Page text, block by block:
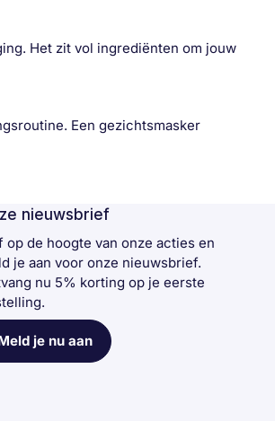
Het zit vol ingrediënten om jouw
Een gezichtsmasker
nieuwsbrief
op de hoogte van onze acties en
je aan voor onze nieuwsbrief.
nu 5% korting op je eerste
je nu aan